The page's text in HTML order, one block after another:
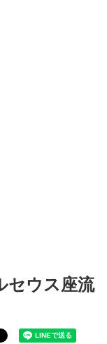
ルセウス座流星群観察
セウス座流